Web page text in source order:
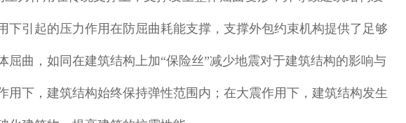
下引起的压力作用在防屈曲耗能支撑，支撑外包约束机构提供了足够
屈曲，如同在建筑结构上加“保险丝”减少地震对于建筑结构的影响与
用下，建筑结构始终保持弹性范围内；在大震作用下，建筑结构发生